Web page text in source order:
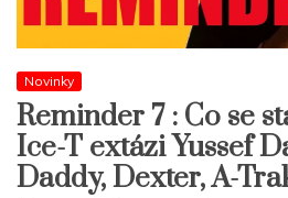
Novinky
Reminder 7 : Co se
Ice-T extázi Yussef
Daddy, Dexter, A-